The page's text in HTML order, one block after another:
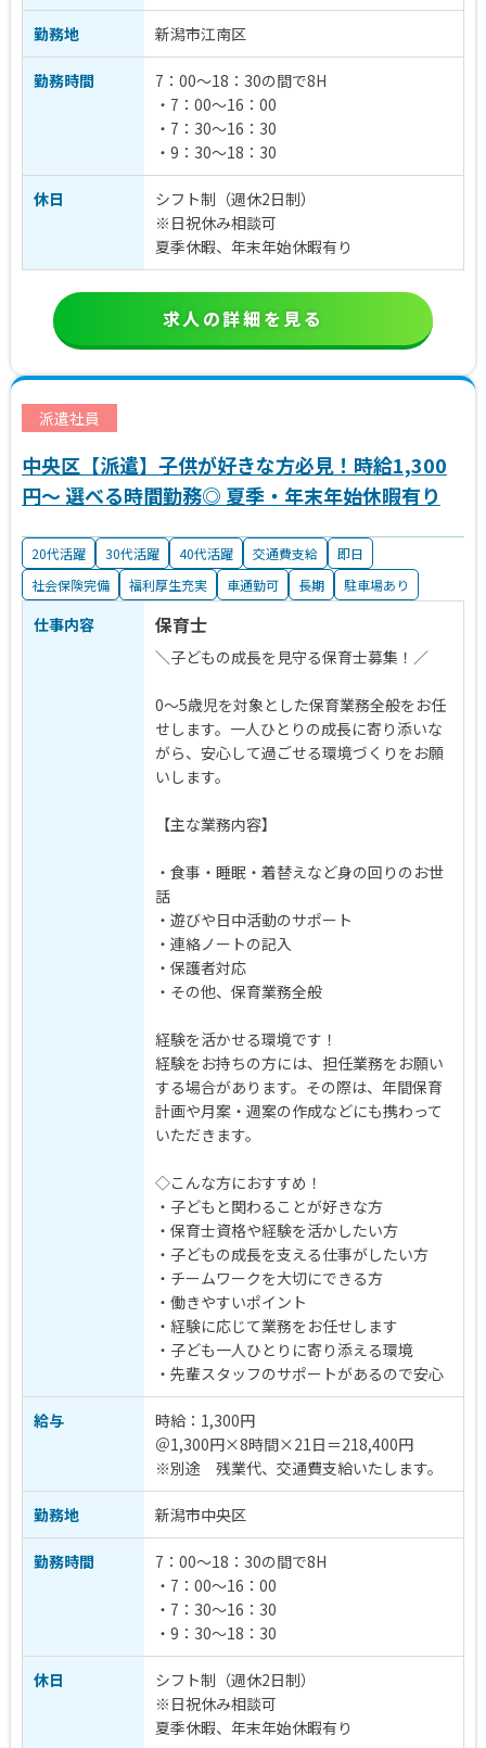
勤務地 新潟市江南区
勤務時間
7：00～18：30の間で8H
・7：00～16：00
・7：30～16：30
・9：30～18：30
休日
シフト制（週休2日制）
※日祝休み相談可
夏季休暇、年末年始休暇有り
求人の詳細を見る
派遣社員
中央区【派遣】子供が好きな方必見！時給1,300
円～ 選べる時間勤務◎ 夏季・年末年始休暇有り
20代活躍 30代活躍 40代活躍 交通費支給
即日
社会保険完備
福利厚生充実 車通勤可 長期 駐車場あり
仕事内容 保育士
＼子どもの成長を見守る保育士募集！／
0～5歳児を対象とした保育業務全般をお任
せします。一人ひとりの成長に寄り添いな
がら、安心して過ごせる環境づくりをお願
いします。
【主な業務内容】
・食事・睡眠・着替えなど身の回りのお世
話
・遊びや日中活動のサポート
・連絡ノートの記入
・保護者対応
・その他、保育業務全般
経験を活かせる環境です！
経験をお持ちの方には、担任業務をお願い
する場合があります。その際は、年間保育
計画や月案・週案の作成などにも携わって
いただきます。
◇こんな方におすすめ！
・子どもと関わることが好きな方
・保育士資格や経験を活かしたい方
・子どもの成長を支える仕事がしたい方
・チームワークを大切にできる方
・働きやすいポイント
・経験に応じて業務をお任せします
・子ども一人ひとりに寄り添える環境
・先輩スタッフのサポートがあるので安心
給与
時給：1,300円
＠1,300円×8時間×21日＝218,400円
※別途 残業代、交通費支給いたします。
勤務地 新潟市中央区
勤務時間
7：00～18：30の間で8H
・7：00～16：00
・7：30～16：30
・9：30～18：30
休日
シフト制（週休2日制）
※日祝休み相談可
夏季休暇、年末年始休暇有り